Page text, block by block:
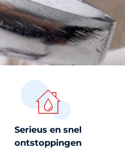
vanaf 119 euro
Serieus en snel
ontstoppingen